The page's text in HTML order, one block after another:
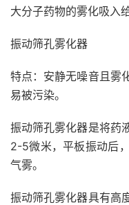
大分子药物的雾化吸入给
振动筛孔雾化器
特点：安静无噪音且雾
易被污染。
振动筛孔雾化器是将药
2-5微米，平板振动后
气雾。
振动筛孔雾化器具有高